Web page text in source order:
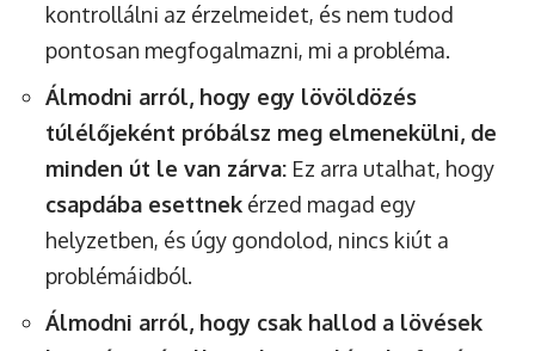
kontrollálni az érzelmeidet, és nem tudod
pontosan megfogalmazni, mi a probléma.
Álmodni arról, hogy egy lövöldözés
túlélőjeként próbálsz meg elmenekülni, de
minden út le van zárva: Ez arra utalhat, hogy
csapdába esettnek érzed magad egy
helyzetben, és úgy gondolod, nincs kiút a
problémáidból.
Álmodni arról, hogy csak hallod a lövések